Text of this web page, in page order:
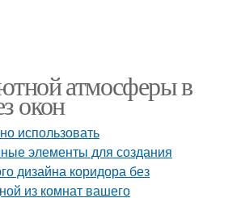
атмосферы в
окон